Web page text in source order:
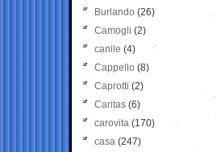
Burlando (26)
Camogli (2)
canile (4)
Cappello (8)
Caprotti (2)
Caritas (6)
carovita (170)
casa (247)